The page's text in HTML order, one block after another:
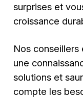
surprises et
croissance
Nos
une
solutions et
compte les